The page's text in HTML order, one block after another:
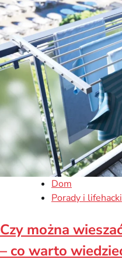
Dom
Porady i lifehacki
Czy można
– co warto